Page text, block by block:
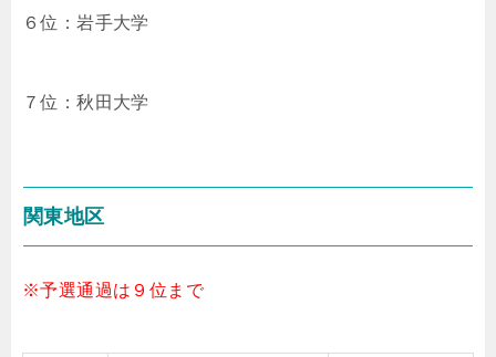
６位：岩手大学
７位：秋田大学
関東地区
※予選通過は９位まで